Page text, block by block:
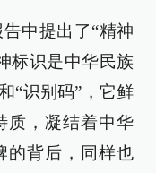
中提出了“精神
标识是中华民族
“识别码”，它鲜
质，凝结着中华
的背后，同样也